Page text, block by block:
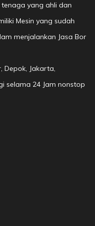
yang ahli dan
Mesin yang sudah
menjalankan Jasa Bor
Depok, Jakarta,
selama 24 Jam nonstop